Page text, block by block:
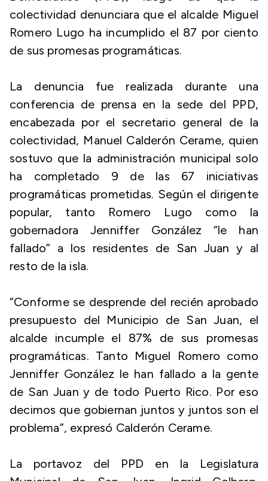
colectividad denunciara que el alcalde Miguel
Romero Lugo ha incumplido el 87 por ciento
de sus promesas programáticas.
La denuncia fue realizada durante una
conferencia de prensa en la sede del PPD,
encabezada por el secretario general de la
colectividad, Manuel Calderón Cerame, quien
sostuvo que la administración municipal solo
ha completado 9 de las 67 iniciativas
programáticas prometidas. Según el dirigente
popular, tanto Romero Lugo como la
gobernadora Jenniffer González “le han
fallado” a los residentes de San Juan y al
resto de la isla.
“Conforme se desprende del recién aprobado
presupuesto del Municipio de San Juan, el
alcalde incumple el 87% de sus promesas
programáticas. Tanto Miguel Romero como
Jenniffer González le han fallado a la gente
de San Juan y de todo Puerto Rico. Por eso
decimos que gobiernan juntos y juntos son el
problema”, expresó Calderón Cerame.
La portavoz del PPD en la Legislatura